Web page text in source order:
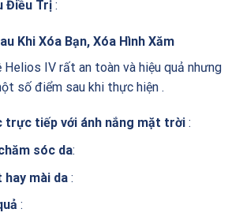
Điều Trị:
Khi Xóa Bạn, Xóa Hình Xăm
Helios IV rất an toàn và hiệu quả nhưng
số điểm sau khi thực hiện .
trực tiếp với ánh nắng mặt trời:
sóc da:
hay mài da:
: